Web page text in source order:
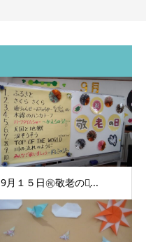
9月１５日㊗敬老の日̩...